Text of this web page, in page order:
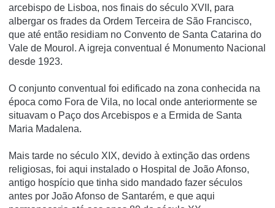
arcebispo de Lisboa, nos finais do século XVII, para
albergar os frades da Ordem Terceira de São Francisco,
que até então residiam no Convento de Santa Catarina do
Vale de Mourol. A igreja conventual é Monumento Nacional
desde 1923.
O conjunto conventual foi edificado na zona conhecida na
época como Fora de Vila, no local onde anteriormente se
situavam o Paço dos Arcebispos e a Ermida de Santa
Maria Madalena.
Mais tarde no século XIX, devido à extinção das ordens
religiosas, foi aqui instalado o Hospital de João Afonso,
antigo hospí­cio que tinha sido mandado fazer séculos
antes por João Afonso de Santarém, e que aqui